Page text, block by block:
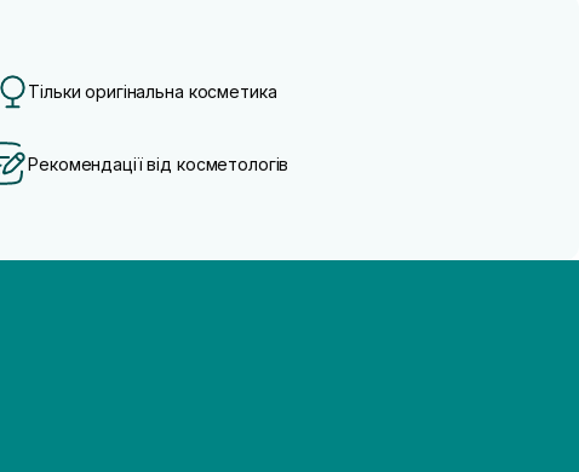
Тільки оригінальна косметика
Рекомендації від косметологів